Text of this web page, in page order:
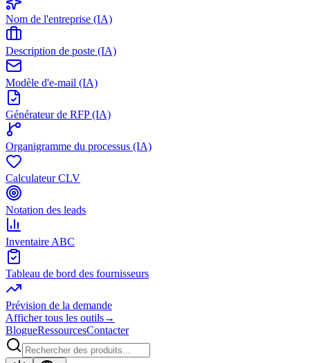
Nom de l'entreprise (IA)
Description de poste (IA)
Modèle d'e-mail (IA)
Générateur de RFP (IA)
Organigramme du processus (IA)
Calculateur CLV
Notation des leads
Inventaire ABC
Tableau de bord des fournisseurs
Prévision de la demande
Afficher tous les outils→
BlogueRessourcesContacter